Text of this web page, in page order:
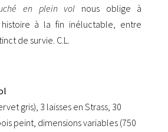
en plein vol nous oblige à
à la fin inéluctable, entre
de survie. C.L.
gris), 3 laisses en Strass, 30
peint, dimensions variables (750